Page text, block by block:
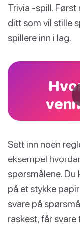
Trivia -spill.
ditt som vil stille
spillere inn i lag.
Sett inn noen
eksempel
spørsmålene. Du
på et stykke
svare på
raskest, får svare